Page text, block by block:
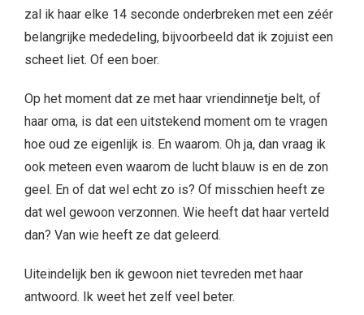
zal ik haar elke 14 seconde onderbreken met een zéér
belangrijke mededeling, bijvoorbeeld dat ik zojuist een
scheet liet. Of een boer.
Op het moment dat ze met haar vriendinnetje belt, of
haar oma, is dat een uitstekend moment om te vragen
hoe oud ze eigenlijk is. En waarom. Oh ja, dan vraag ik
ook meteen even waarom de lucht blauw is en de zon
geel. En of dat wel echt zo is? Of misschien heeft ze
dat wel gewoon verzonnen. Wie heeft dat haar verteld
dan? Van wie heeft ze dat geleerd.
Uiteindelijk ben ik gewoon niet tevreden met haar
antwoord. Ik weet het zelf veel beter.